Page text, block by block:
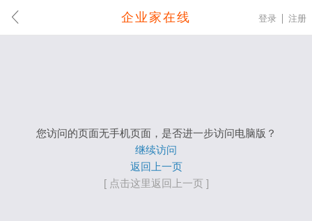
企业家在线 登录 注册
您访问的页面无手机页面，是否进一步访问电脑版？
继续访问
返回上一页
[ 点击这里返回上一页 ]